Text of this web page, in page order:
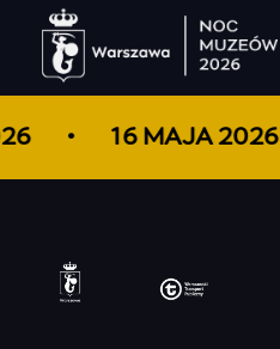
16 MAJA 2026